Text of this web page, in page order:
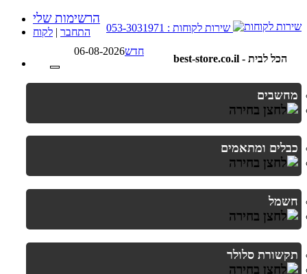
best-store.co.il - הכל לבית
06-08-2026
הרשימות שלי
התחבר | לקוח
חדש
מחשבים
כבלים ומתאמים
חשמל
תקשורת סלולר